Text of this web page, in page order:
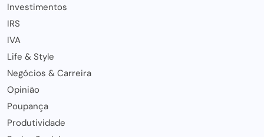
Investimentos
IRS
IVA
Life & Style
Negócios & Carreira
Opinião
Poupança
Produtividade